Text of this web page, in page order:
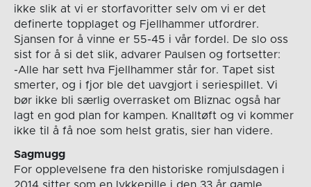
ikke slik at vi er storfavoritter selv om vi er det
definerte topplaget og Fjellhammer utfordrer.
Sjansen for å vinne er 55-45 i vår fordel. De slo oss
sist for å si det slik, advarer Paulsen og fortsetter:
-Alle har sett hva Fjellhammer står for. Tapet sist
smerter, og i fjor ble det uavgjort i seriespillet. Vi
bør ikke bli særlig overrasket om Bliznac også har
lagt en god plan for kampen. Knalltøft og vi kommer
ikke til å få noe som helst gratis, sier han videre.
Sagmugg
For opplevelsene fra den historiske romjulsdagen i
2014 sitter som en lykkepille i den 33 år gamle